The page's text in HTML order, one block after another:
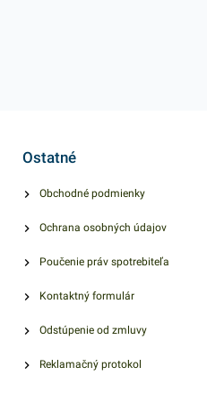
Ostatné
Obchodné podmienky
Ochrana osobných údajov
Poučenie práv spotrebiteľa
Kontaktný formulár
Odstúpenie od zmluvy
Reklamačný protokol